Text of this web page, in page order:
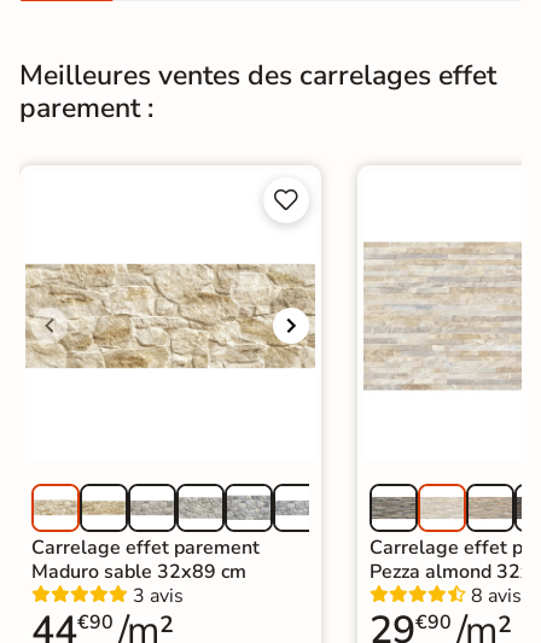
Meilleures ventes des carrelages effet
parement :


Carrelage effet parement
Maduro sable 32x89 cm
3 avis
44€90 /m²
Carrelage effet
Pezza almond
8 avis
29€90 /m²